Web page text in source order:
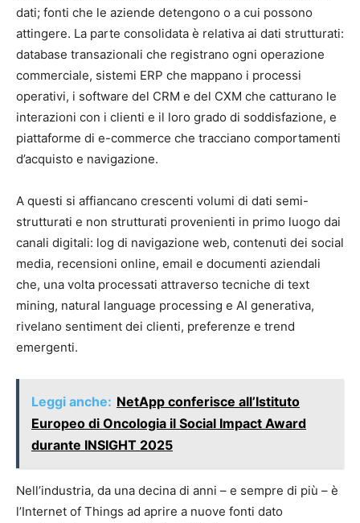
dati; fonti che le aziende detengono o a cui possono
attingere. La parte consolidata è relativa ai dati strutturati:
database transazionali che registrano ogni operazione
commerciale, sistemi ERP che mappano i processi
operativi, i software del CRM e del CXM che catturano le
interazioni con i clienti e il loro grado di soddisfazione, e
piattaforme di e-commerce che tracciano comportamenti
d’acquisto e navigazione.
A questi si affiancano crescenti volumi di dati semi-
strutturati e non strutturati provenienti in primo luogo dai
canali digitali: log di navigazione web, contenuti dei social
media, recensioni online, email e documenti aziendali
che, una volta processati attraverso tecniche di text
mining, natural language processing e AI generativa,
rivelano sentiment dei clienti, preferenze e trend
emergenti.
Leggi anche: NetApp conferisce all’Istituto
Europeo di Oncologia il Social Impact Award
durante INSIGHT 2025
Nell’industria, da una decina di anni – e sempre di più – è
l’Internet of Things ad aprire a nuove fonti dato